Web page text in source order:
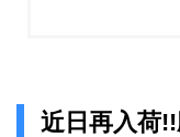
近日再入荷